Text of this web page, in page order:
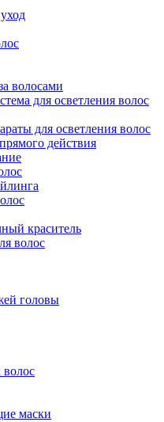
волосами
для осветления волос
для осветления волос
действия
краситель
волос
головы
маски